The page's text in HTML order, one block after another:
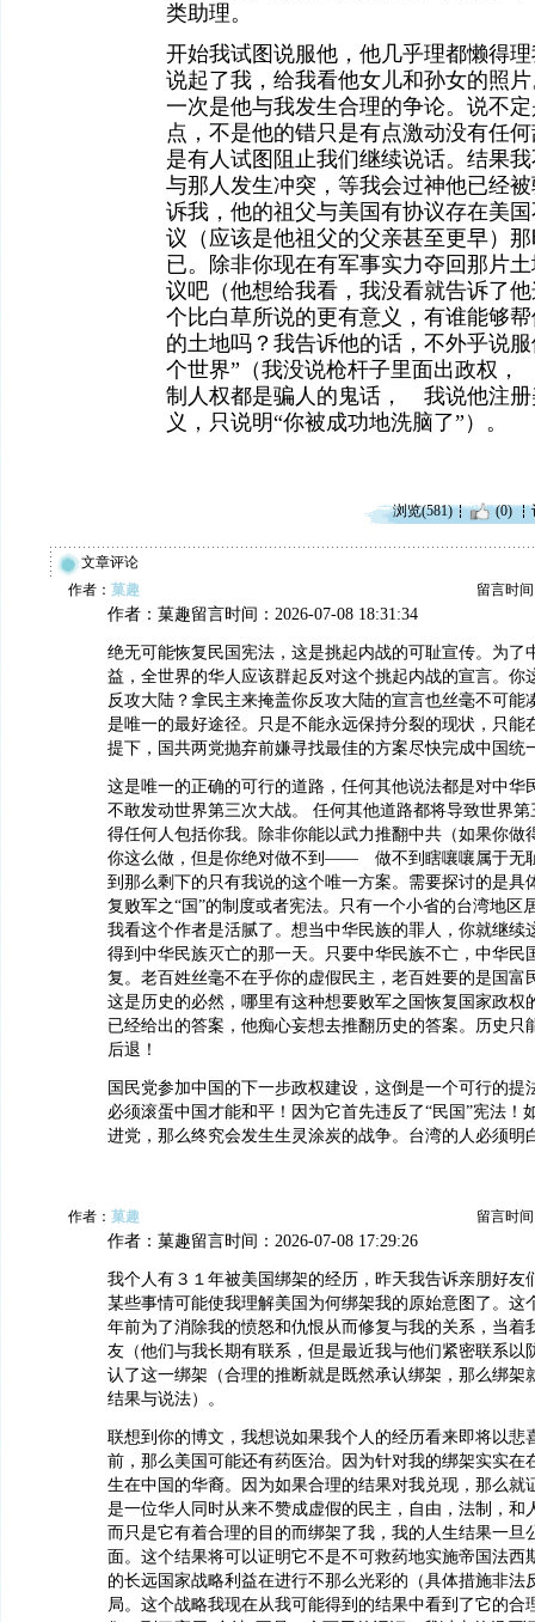
类助理。
开始我试图说服他，他几乎理都懒得
说起了我，给我看他女儿和孙女的照
一次是他与我发生合理的争论。说不
点，不是他的错只是有点激动没有任
是有人试图阻止我们继续说话。结果
与那人发生冲突，等我会过神他已经
诉我，他的祖父与美国有协议存在美
议（应该是他祖父的父亲甚至更早）
已。除非你现在有军事实力夺回那片
议吧（他想给我看，我没看就告诉了
个比白草所说的更有意义，有谁能够
的土地吗？我告诉他的话，不外乎说
个世界”（我没说枪杆子里面出政权
制人权都是骗人的鬼话， 我说他注册
义，只说明“你被成功地洗脑了”）。
浏览(581) (0)
文章评论
作者： 菓趣 留言时间
作者：菓趣留言时间：2026-07-08 18:31:34
绝无可能恢复民国宪法，这是挑起内战的可耻宣传。为了
益，全世界的华人应该群起反对这个挑起内战的宣言。你
反攻大陆？拿民主来掩盖你反攻大陆的宣言也丝毫不可能
是唯一的最好途径。只是不能永远保持分裂的现状，只能
提下，国共两党抛弃前嫌寻找最佳的方案尽快完成中国统
这是唯一的正确的可行的道路，任何其他说法都是对中华
不敢发动世界第三次大战。 任何其他道路都将导致世界
得任何人包括你我。除非你能以武力推翻中共（如果你做
你这么做，但是你绝对做不到—— 做不到瞎嚷嚷属于无
到那么剩下的只有我说的这个唯一方案。需要探讨的是具
复败军之“国”的制度或者宪法。只有一个小省的台湾地区
我看这个作者是活腻了。想当中华民族的罪人，你就继续
得到中华民族灭亡的那一天。只要中华民族不亡，中华民
复。老百姓丝毫不在乎你的虚假民主，老百姓要的是国富
这是历史的必然，哪里有这种想要败军之国恢复国家政权
已经给出的答案，他痴心妄想去推翻历史的答案。历史只
后退！
国民党参加中国的下一步政权建设，这倒是一个可行的提
必须滚蛋中国才能和平！因为它首先违反了“民国”宪法！
进党，那么终究会发生生灵涂炭的战争。台湾的人必须明
作者： 菓趣 留言时间
作者：菓趣留言时间：2026-07-08 17:29:26
我个人有３１年被美国绑架的经历，昨天我告诉亲朋好友
某些事情可能使我理解美国为何绑架我的原始意图了。这
年前为了消除我的愤怒和仇恨从而修复与我的关系，当着
友（他们与我长期有联系，但是最近我与他们紧密联系以
认了这一绑架（合理的推断就是既然承认绑架，那么绑架
结果与说法）。
联想到你的博文，我想说如果我个人的经历看来即将以悲
前，那么美国可能还有药医治。因为针对我的绑架实实在
生在中国的华裔。因为如果合理的结果对我兑现，那么就
是一位华人同时从来不赞成虚假的民主，自由，法制，和
而只是它有着合理的目的而绑架了我，我的人生结果一旦
面。这个结果将可以证明它不是不可救药地实施帝国法西
的长远国家战略利益在进行不那么光彩的（具体措施非法
局。这个战略我现在从我可能得到的结果中看到了它的合